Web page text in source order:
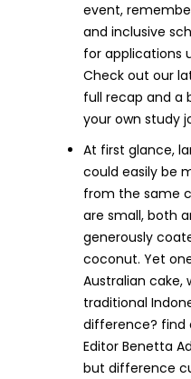
event,
and inclusive
for applications
Check out our
full recap and a
your own study
At first glance,
could easily be
from the same
are small, both
generously
coconut. Yet
Australian cake,
traditional
difference? find
Editor Benetta
but difference